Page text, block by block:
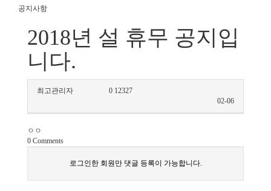
공지사항
2018년 설 휴무 공지입
니다.
최고관리자 0 12327
02-06
ㅇㅇ
0 Comments
로그인한 회원만 댓글 등록이 가능합니다.